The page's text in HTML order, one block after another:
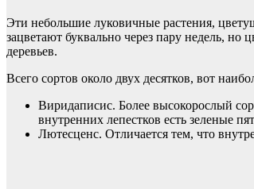
Эти небольшие луковичные растения,
зацветают буквально через пару недель, но
деревьев.
Всего сортов около двух десятков, вот
Виридаписис. Более высокорослый
внутренних лепестков есть зеленые
Лютесценс. Отличается тем, что